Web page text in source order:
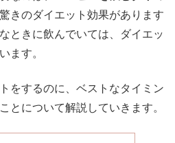
きのダイエット効果があります
ときに飲んでいては、ダイエッ
ます。
をするのに、ベストなタイミン
とについて解説していきます。